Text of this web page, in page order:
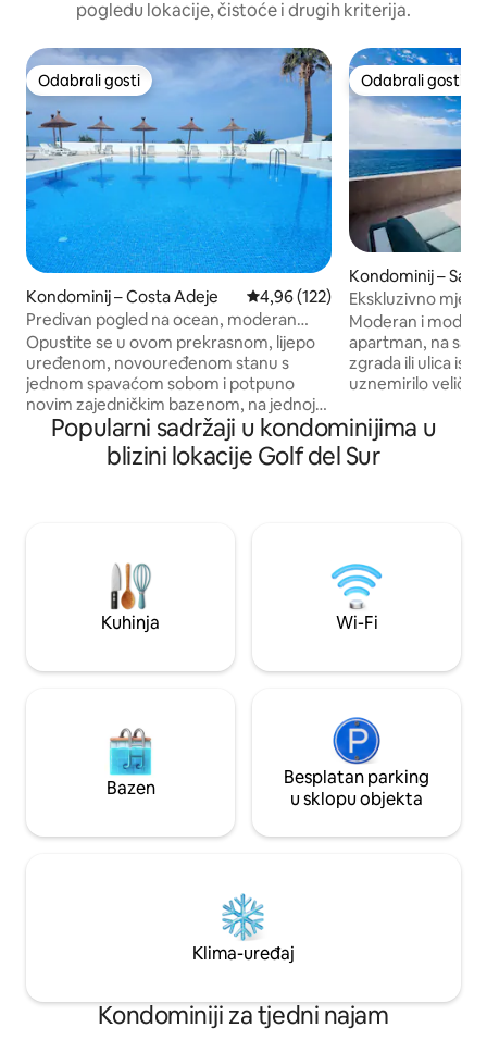
pogledu lokacije, čistoće i drugih kriterija.
Odabrali gosti
Odabrali gosti
Kondominij – Costa Adeje Prosječna ocjena: 4,96/5,
4,96 (122)
Predivan pogled na ocean, moderan
stan, Costa Adeje
Opustite se u ovom prekrasnom, lijepo
uređenom, novouređenom stanu s
jednom spavaćom sobom i potpuno
novim zajedničkim bazenom, na jednoj
od najboljih lokacija na Tenerifu, Costa
Adeje. Nudi nevjerojatan pogled na
ocean i La Gomeru koji će se teško
najboljih aquaparkova Siam Park i
Aqualand. Besplatno parkiralište na ulici.
Odabrali gosti
Odabrali gosti
Kondominij –
eide
Ekskluzivno
mir
Moderan i
apartman, na
zgrada ili ulica
uznemirilo
ako tražite
se odvojite od
Samo nekoliko
GRIJANI BAZEN
Popularni sadržaji u kondominijima u
blizini lokacije Golf del Sur
Kuhinja Wi-Fi
Bazen
Besplatan parking
u sklopu objekta
Klima-uređaj
Kondominiji za tjedni najam